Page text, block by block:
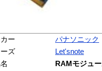
ー
パナソニック
ズ
Let'snote
RAMモジュ